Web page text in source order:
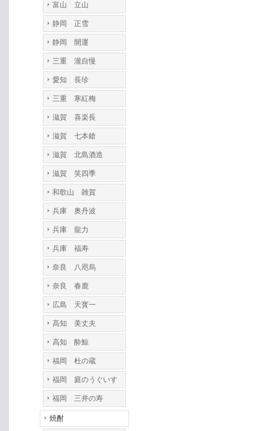
富山 立山
静岡 正雪
静岡 開運
三重 瀧自慢
愛知 長珍
三重 寒紅梅
滋賀 喜楽長
滋賀 七本鎗
滋賀 北島酒造
滋賀 笑四季
和歌山 雑賀
兵庫 奥丹波
兵庫 龍力
兵庫 福寿
奈良 八咫烏
奈良 春鹿
広島 天寳一
高知 美丈夫
高知 酔鯨
福岡 杜の蔵
福岡 庭のうぐいす
福岡 三井の寿
焼酎